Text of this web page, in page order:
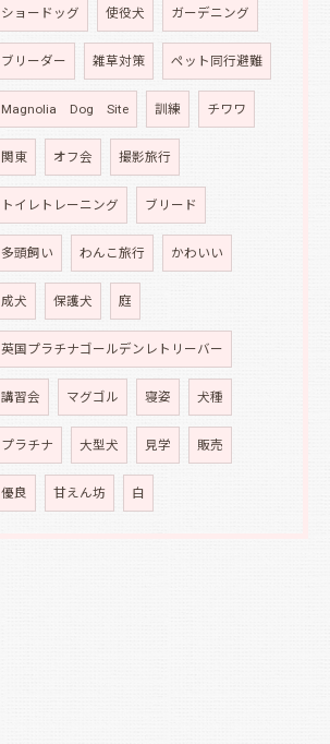
ショードッグ 使役犬 ガーデニング
ブリーダー 雑草対策 ペット同行避難
Magnolia Dog Site 訓練 チワワ
関東 オフ会 撮影旅行
トイレトレーニング ブリード
多頭飼い わんこ旅行 かわいい
成犬 保護犬 庭
英国プラチナゴールデンレトリーバー
講習会 マグゴル 寝姿 犬種
プラチナ 大型犬 見学 販売
優良 甘えん坊 白